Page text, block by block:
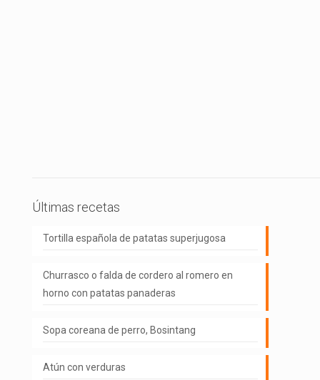
Últimas recetas
Tortilla española de patatas superjugosa
Churrasco o falda de cordero al romero en
horno con patatas panaderas
Sopa coreana de perro, Bosintang
Atún con verduras